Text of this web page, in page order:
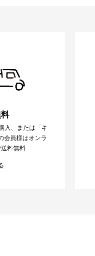
入、または「キ
会員様はオンラ
料無料